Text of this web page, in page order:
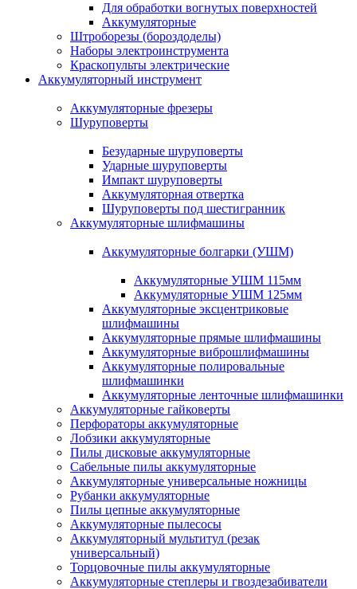
Для обработки вогнутых поверхностей
Аккумуляторные
Штроборезы (бороздоделы)
Наборы электроинструмента
Краскопульты электрические
Аккумуляторный инструмент
Аккумуляторные фрезеры
Шуруповерты
Безударные шуруповерты
Ударные шуруповерты
Импакт шуруповерты
Аккумуляторная отвертка
Шуруповерты под шестигранник
Аккумуляторные шлифмашины
Аккумуляторные болгарки (УШМ)
Аккумуляторные УШМ 115мм
Аккумуляторные УШМ 125мм
Аккумуляторные эксцентриковые
шлифмашины
Аккумуляторные прямые шлифмашины
Аккумуляторные виброшлифмашины
Аккумуляторные полировальные
шлифмашинки
Аккумуляторные ленточные шлифмашинки
Аккумуляторные гайковерты
Перфораторы аккумуляторные
Лобзики аккумуляторные
Пилы дисковые аккумуляторные
Сабельные пилы аккумуляторные
Аккумуляторные универсальные ножницы
Рубанки аккумуляторные
Пилы цепные аккумуляторные
Аккумуляторные пылесосы
Аккумуляторный мультитул (резак
универсальный)
Торцовочные пилы аккумуляторные
Аккумуляторные степлеры и гвоздезабиватели